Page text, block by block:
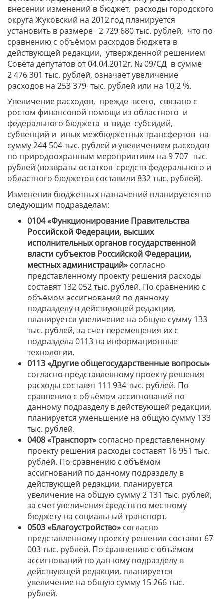
внесении изменений в бюджет, расходы городского
округа Жуковский на 2012 год планируется
установить в размере 2 729 680 тыс. рублей, что по
сравнению с объёмом расходов бюджета в
действующей редакции, утвержденной решением
Совета депутатов от 04.04.2012г. № 09/СД в сумме
2 476 301 тыс. рублей, означает увеличение
расходов на 253 379 тыс. рублей или на 10,2 %.
Увеличение расходов, прежде всего, связано с
ростом финансовой помощи из областного и
федерального бюджета в виде субсидий,
субвенций и иных межбюджетных трансфертов на
сумму 244 504 тыс. рублей и увеличением расходов
по природоохранным мероприятиям на 9 707 тыс.
рублей (возвраты остатков средств федерального и
областного бюджетов составили 832 тыс. рублей).
Изменения бюджетных назначений планируется по
следующим подразделам:
0104 «Функционирование Правительства
Российской Федерации, высших
исполнительных органов государственной
власти субъектов Российской Федерации,
местных администраций» согласно
представленному проекту решения расходы
составят 132 052 тыс. рублей. По сравнению с
объёмом ассигнований по данному
подразделу в действующей редакции,
планируется увеличение на общую сумму 133
тыс. рублей, за счет перемещения их с
подраздела 0113 на информационные
технологии.
0113 «Другие общегосударственные вопросы»
согласно представленному проекту решения
расходы составят 111 934 тыс. рублей. По
сравнению с объёмом ассигнований по
данному подразделу в действующей редакции,
планируется уменьшение на общую сумму 133
тыс. рублей.
0408 «Транспорт» согласно представленному
проекту решения расходы составят 16 951 тыс.
рублей. По сравнению с объёмом
ассигнований по данному подразделу в
действующей редакции, планируется
увеличение на общую сумму 2 131 тыс. рублей,
за счет увеличения средств по местному
бюджету на социальный транспорт.
0503 «Благоустройство» согласно
представленному проекту решения составят 67
003 тыс. рублей. По сравнению с объёмом
ассигнований по данному подразделу в
действующей редакции, планируется
увеличение на общую сумму 15 266 тыс.
рублей.